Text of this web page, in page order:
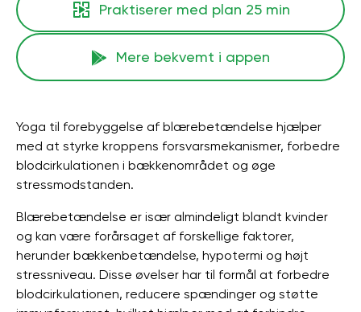
Praktiserer med plan 25 min
Mere bekvemt i appen
Yoga til forebyggelse af blærebetændelse hjælper
med at styrke kroppens forsvarsmekanismer, forbedre
blodcirkulationen i bækkenområdet og øge
stressmodstanden.
Blærebetændelse er især almindeligt blandt kvinder
og kan være forårsaget af forskellige faktorer,
herunder bækkenbetændelse, hypotermi og højt
stressniveau. Disse øvelser har til formål at forbedre
blodcirkulationen, reducere spændinger og støtte